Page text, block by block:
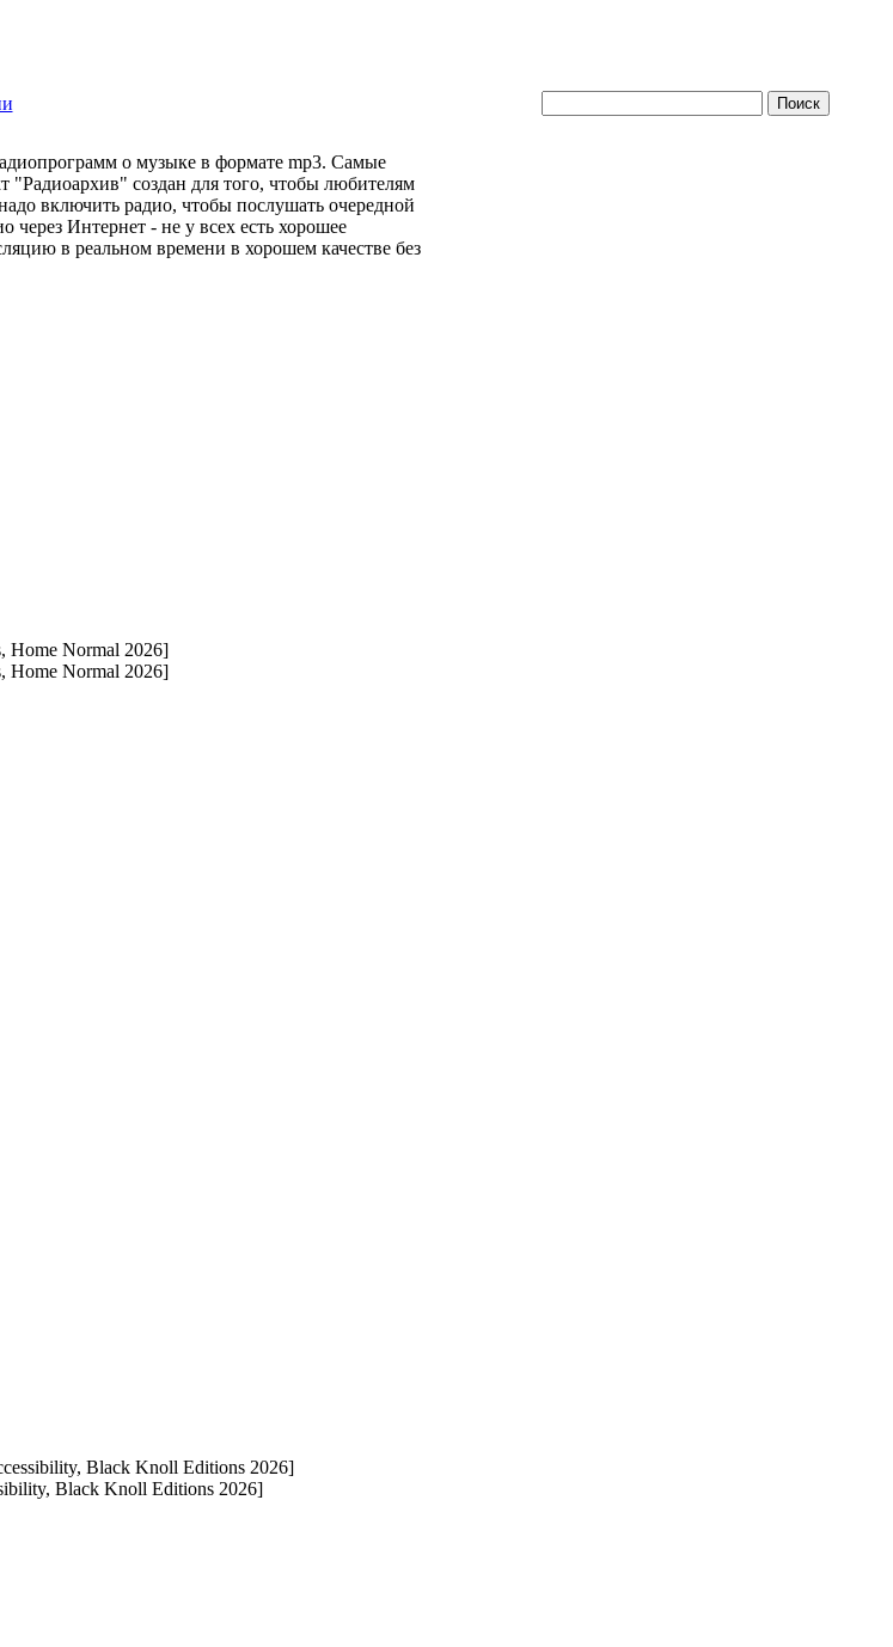
о музыке в формате mp3. Самые
создан для того, чтобы любителям
включить радио, чтобы послушать очередной
через Интернет - не у всех есть хорошее
в реальном времени в хорошем качестве без
Home Normal 2026]
Home Normal 2026]
Black Knoll Editions 2026]
Black Knoll Editions 2026]